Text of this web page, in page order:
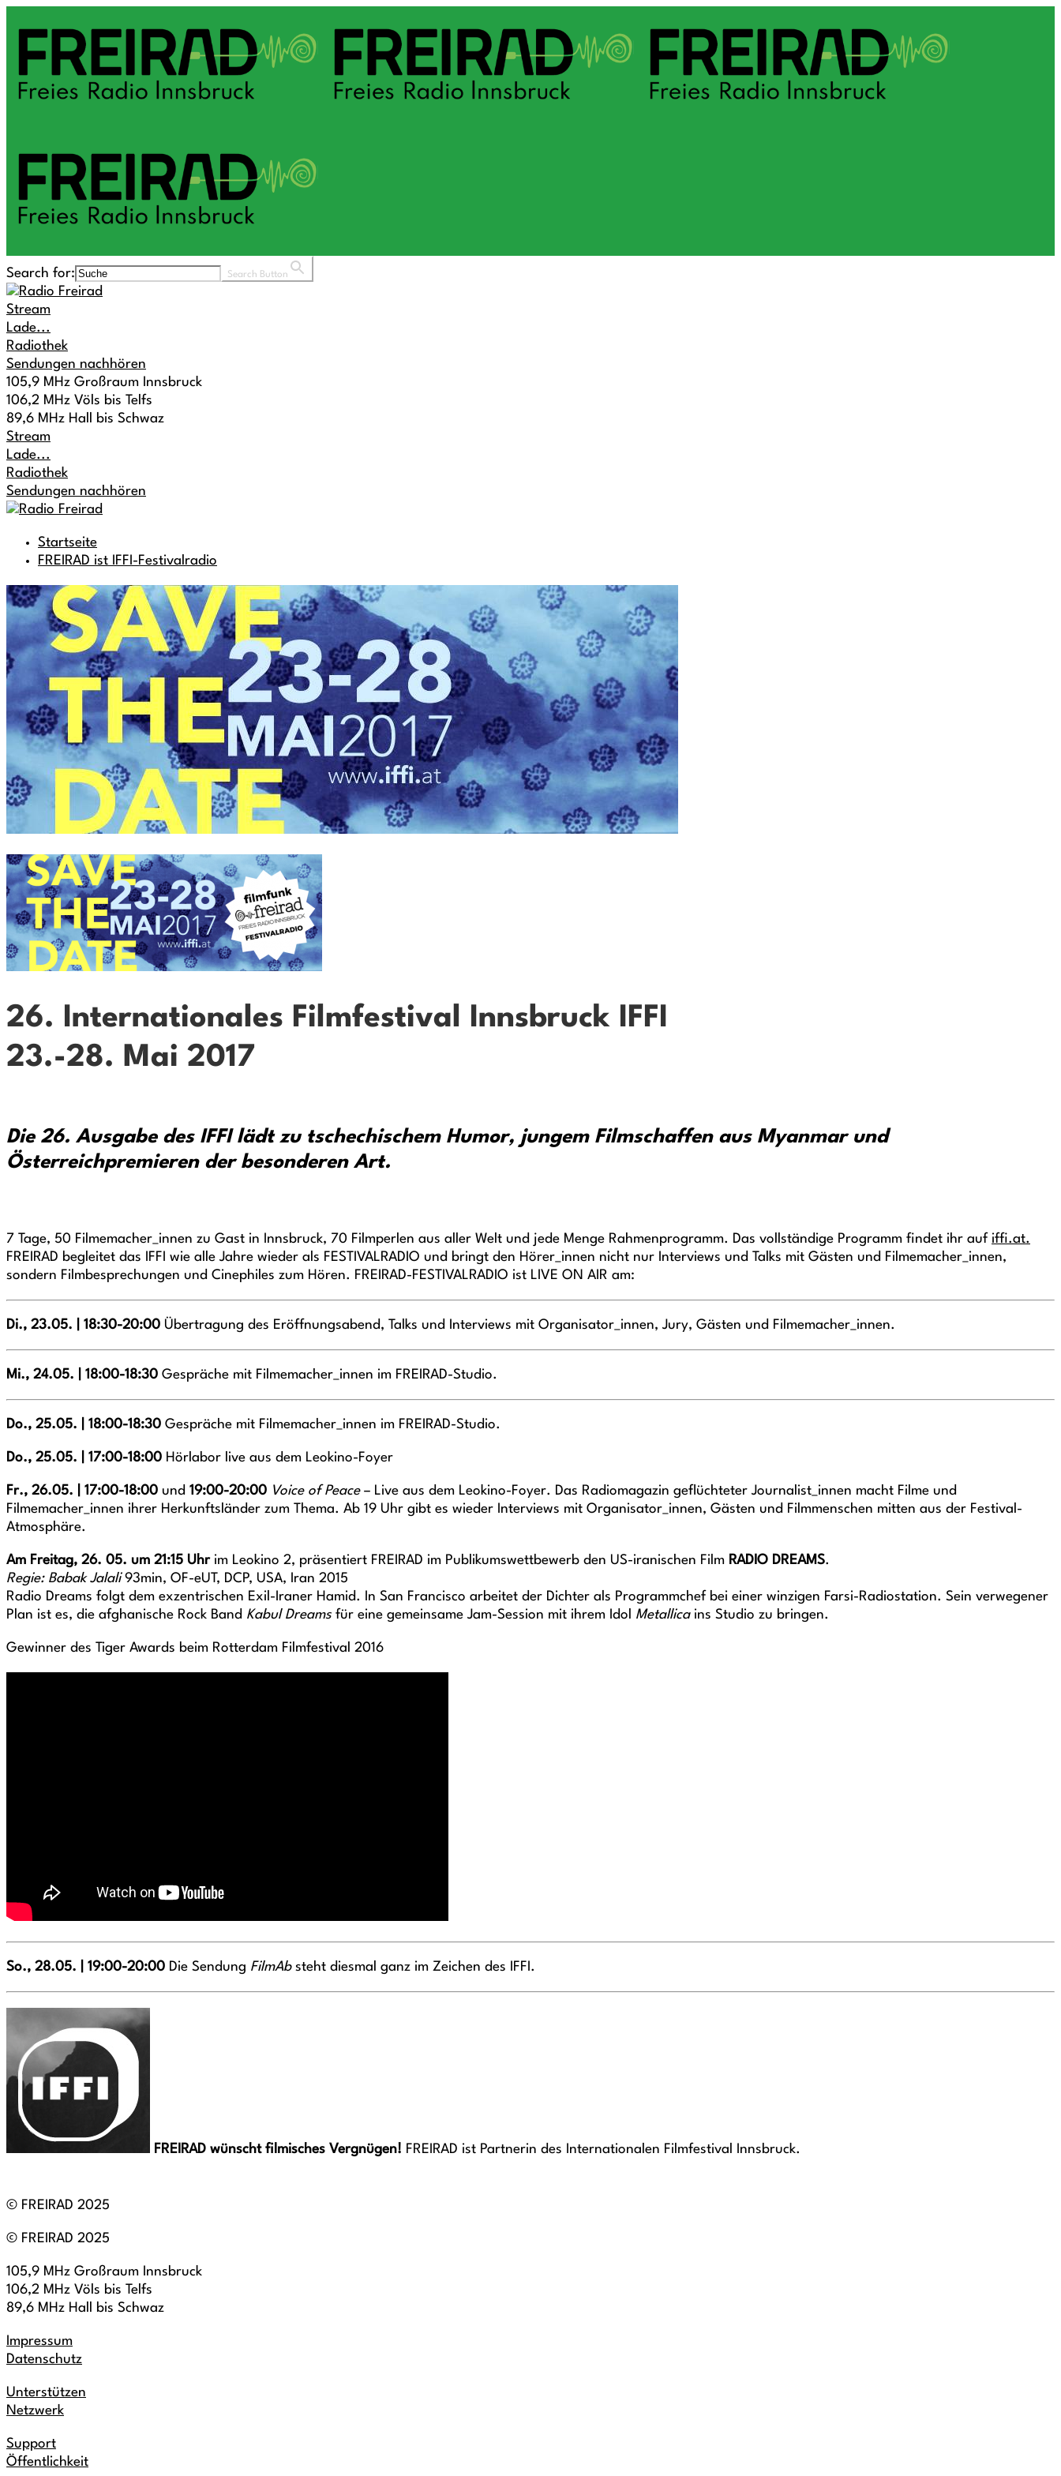
Search for: Search Button
Stream
Lade...
Radiothek
Sendungen nachhören
105,9 MHz Großraum Innsbruck
106,2 MHz Völs bis Telfs
89,6 MHz Hall bis Schwaz
Stream
Lade...
Radiothek
Sendungen nachhören
Startseite
FREIRAD ist IFFI-Festivalradio
26. Internationales Filmfestival Innsbruck IFFI
23.-28. Mai 2017
Die 26. Ausgabe des IFFI lädt zu tschechischem Humor, jungem Filmschaffen aus Myanmar und
Österreichpremieren der besonderen Art.
7 Tage, 50 Filmemacher_innen zu Gast in Innsbruck, 70 Filmperlen aus aller Welt und jede Menge Rahmenprogramm. Das vollständige Programm findet ihr auf iffi.at.
FREIRAD begleitet das IFFI wie alle Jahre wieder als FESTIVALRADIO und bringt den Hörer_innen nicht nur Interviews und Talks mit Gästen und Filmemacher_innen,
sondern Filmbesprechungen und Cinephiles zum Hören. FREIRAD-FESTIVALRADIO ist LIVE ON AIR am:
Di., 23.05. | 18:30-20:00 Übertragung des Eröffnungsabend, Talks und Interviews mit Organisator_innen, Jury, Gästen und Filmemacher_innen.
Mi., 24.05. | 18:00-18:30 Gespräche mit Filmemacher_innen im FREIRAD-Studio.
Do., 25.05. | 18:00-18:30 Gespräche mit Filmemacher_innen im FREIRAD-Studio.
Do., 25.05. | 17:00-18:00 Hörlabor live aus dem Leokino-Foyer
Fr., 26.05. | 17:00-18:00 und 19:00-20:00 Voice of Peace– Live aus dem Leokino-Foyer. Das Radiomagazin geflüchteter Journalist_innen macht Filme und
Filmemacher_innen ihrer Herkunftsländer zum Thema. Ab 19 Uhr gibt es wieder Interviews mit Organisator_innen, Gästen und Filmmenschen mitten aus der Festival-
Atmosphäre.
Am Freitag, 26. 05. um 21:15 Uhrim Leokino 2, präsentiert FREIRAD im Publikumswettbewerb den US-iranischen Film RADIO DREAMS.
Regie: Babak Jalali93min, OF-eUT, DCP, USA, Iran 2015
Radio Dreams folgt dem exzentrischen Exil-Iraner Hamid. In San Francisco arbeitet der Dichter als Programmchef bei einer winzigen Farsi-Radiostation. Sein verwegener
Plan ist es, die afghanische Rock Band Kabul Dreams für eine gemeinsame Jam-Session mit ihrem Idol Metallicains Studio zu bringen.
Gewinner des Tiger Awards beim Rotterdam Filmfestival 2016
So., 28.05. | 19:00-20:00 Die Sendung FilmAbsteht diesmal ganz im Zeichen des IFFI.
FREIRAD wünscht filmisches Vergnügen! FREIRAD ist Partnerin des Internationalen Filmfestival Innsbruck.
© FREIRAD 2025
© FREIRAD 2025
105,9 MHz Großraum Innsbruck
106,2 MHz Völs bis Telfs
89,6 MHz Hall bis Schwaz
Impressum
Datenschutz
Unterstützen
Netzwerk
Support
Öffentlichkeit